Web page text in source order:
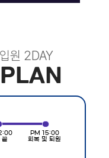
원 2DAY
PLAN
끝
PM 15:00
회복 및 퇴원